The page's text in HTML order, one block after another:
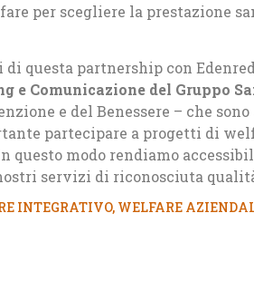
per scegliere la prestazione
di questa partnership con
e Comunicazione del Gruppo
e del Benessere – che
partecipare a progetti di
questo modo rendiamo
servizi di riconosciuta
INTEGRATIVO, WELFARE